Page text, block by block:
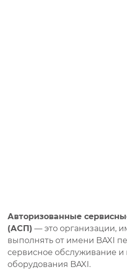
Авторизованные
(АСП) — это организации,
выполнять от имени BAXI
сервисное обслуживание
оборудования BAXI.